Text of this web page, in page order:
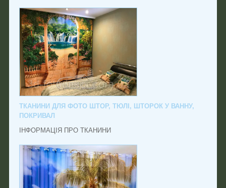
ТКАНИНИ ДЛЯ ФОТО ШТОР, ТЮЛІ, ШТОРОК У ВАННУ,
ПОКРИВАЛ
ІНФОРМАЦІЯ ПРО ТКАНИНИ